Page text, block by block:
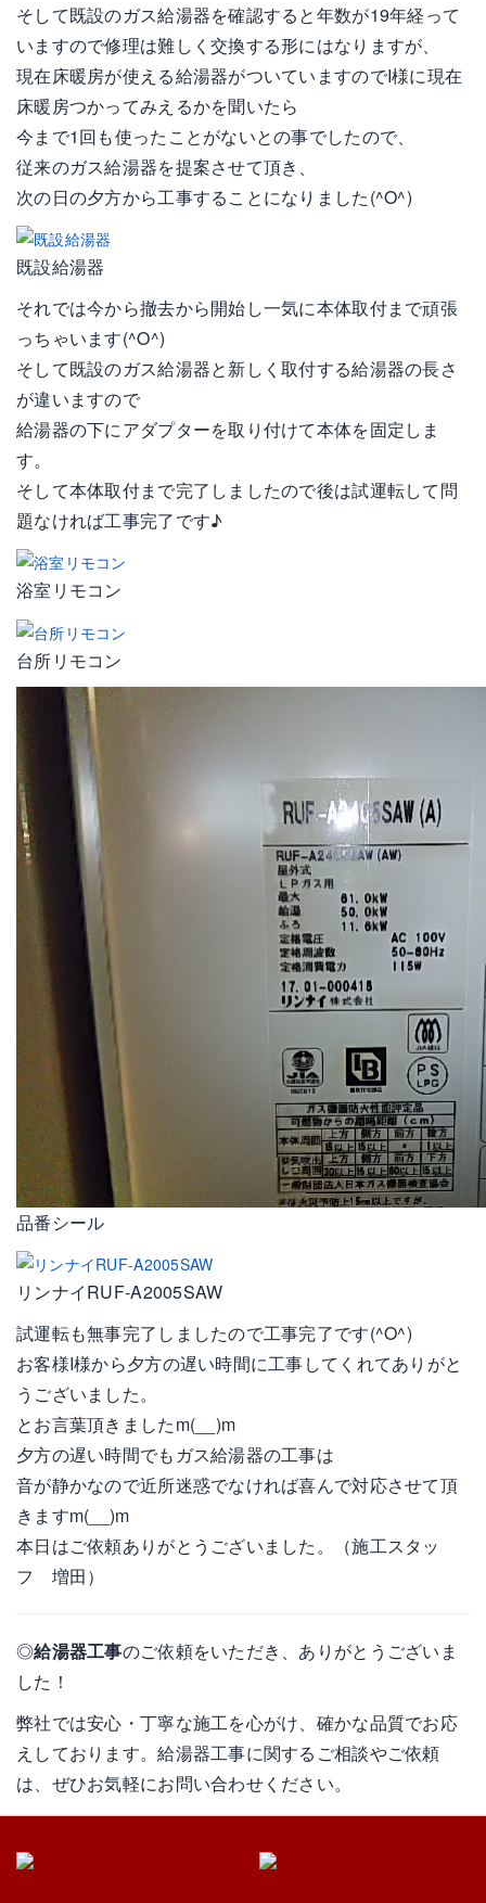
そして既設のガス給湯器を確認すると年数が19年経って
いますので修理は難しく交換する形にはなりますが、
現在床暖房が使える給湯器がついていますのでI様に現在
床暖房つかってみえるかを聞いたら
今まで1回も使ったことがないとの事でしたので、
従来のガス給湯器を提案させて頂き、
次の日の夕方から工事することになりました(^O^)
既設給湯器
それでは今から撤去から開始し一気に本体取付まで頑張
っちゃいます(^O^)
そして既設のガス給湯器と新しく取付する給湯器の長さ
が違いますので
給湯器の下にアダプターを取り付けて本体を固定しま
す。
そして本体取付まで完了しましたので後は試運転して問
題なければ工事完了です♪
浴室リモコン
台所リモコン
品番シール
リンナイRUF-A2005SAW
試運転も無事完了しましたので工事完了です(^O^)
お客様I様から夕方の遅い時間に工事してくれてありがと
うございました。
とお言葉頂きましたm(__)m
夕方の遅い時間でもガス給湯器の工事は
音が静かなので近所迷惑でなければ喜んで対応させて頂
きますm(__)m
本日はご依頼ありがとうございました。（施工スタッ
フ 増田）
◎給湯器工事のご依頼をいただき、ありがとうございま
した！
弊社では安心・丁寧な施工を心がけ、確かな品質でお応
えしております。給湯器工事に関するご相談やご依頼
は、ぜひお気軽にお問い合わせください。
給湯器の工事カテゴリー ：愛知県｜愛西市｜給湯器市
場のタグ ：